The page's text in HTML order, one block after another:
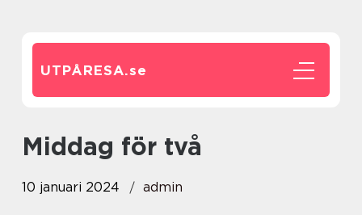
UTPÅRESA.se
middag för två
10 januari 2024 admin